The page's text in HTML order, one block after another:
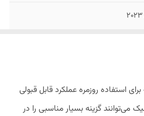
استفاده روزمره عملکرد قابل قبولی
گزینه بسیار مناسبی را در